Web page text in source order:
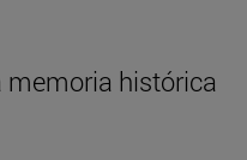
histórica